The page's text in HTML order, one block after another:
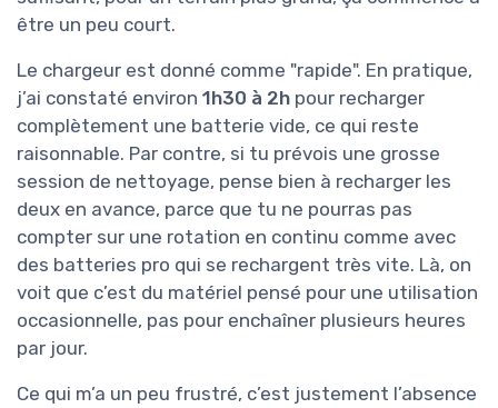
être un peu court.
Le chargeur est donné comme "rapide". En pratique,
j’ai constaté environ 1h30 à 2h pour recharger
complètement une batterie vide, ce qui reste
raisonnable. Par contre, si tu prévois une grosse
session de nettoyage, pense bien à recharger les
deux en avance, parce que tu ne pourras pas
compter sur une rotation en continu comme avec
des batteries pro qui se rechargent très vite. Là, on
voit que c’est du matériel pensé pour une utilisation
occasionnelle, pas pour enchaîner plusieurs heures
par jour.
Ce qui m’a un peu frustré, c’est justement l’absence